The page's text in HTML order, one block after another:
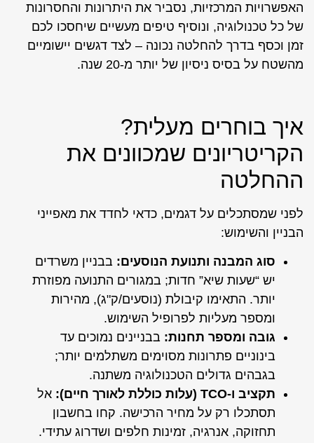
האפשרויות המרכזיות, נסביר את היתרונות והחסרונות
של כל טכנולוגיה, ונוסיף טיפים מעשיים שיחסכו לכם
זמן וכסף בדרך להחלטה נכונה – לצד דגשים יישומיים
מהשטח על בסיס ניסיון של יותר מ-20 שנה.
איך בוחרים מעלית?
הקריטריונים שמכוונים את
ההחלטה
לפני שמסתכלים על דגמים, כדאי לחדד את מאפייני
הבניין והשימוש:
סוג המבנה ותנועת הנוסעים: בבניין משרדים
יש “שעות שיא” חדות; במגורים התנועה מפוזרת
יותר. התאימו קיבולת (נוסעים/ק"ג), מהירות
ומספר מעליות לפרופיל השימוש.
גובה ומספר תחנות: בבניינים נמוכים עד
בינוניים פתרונות מסוימים משתלמים יותר;
בגבהים גדולים הטכנולוגיה משתנה.
תקציב ו-TCO (עלות כוללת לאורך חיים):
אל
תסתכלו רק על מחיר הרכישה. קחו בחשבון
תחזוקה, אנרגיה, זמינות חלפים ושדרוג עתידי.